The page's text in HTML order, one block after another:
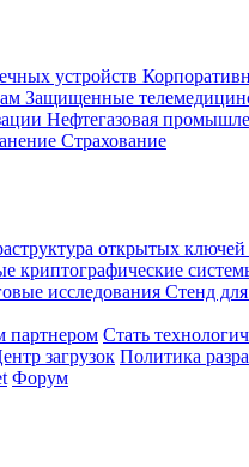
устройств
Защищенные
Нефтегазовая
Страхование
открытых ключей
криптографические
исследования Стенд
партнером Стать
загрузок Политика
Форум